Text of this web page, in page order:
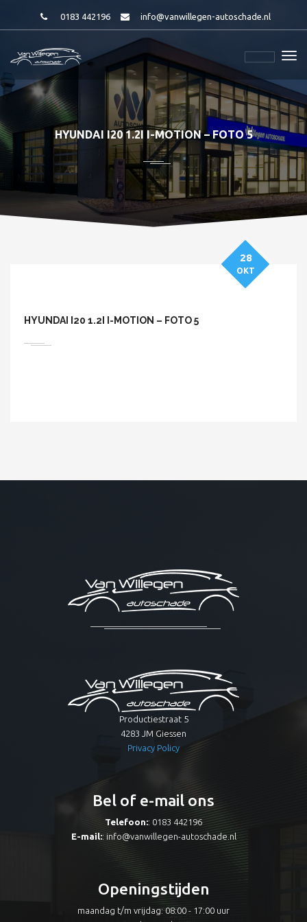
0183 442196 info@vanwillegen-autoschade.nl
HYUNDAI I20 1.2I I-MOTION – FOTO 5
HYUNDAI I20 1.2I I-MOTION – FOTO 5
28
OKT
Productiestraat 5
4283 JM Giessen
Privacy Policy
Bel of e-mail ons
Telefoon:: 0183 442196
E-mail:: info@vanwillegen-autoschade.nl
Openingstijden
maandag t/m vrijdag: 08:00 - 17:00 uur